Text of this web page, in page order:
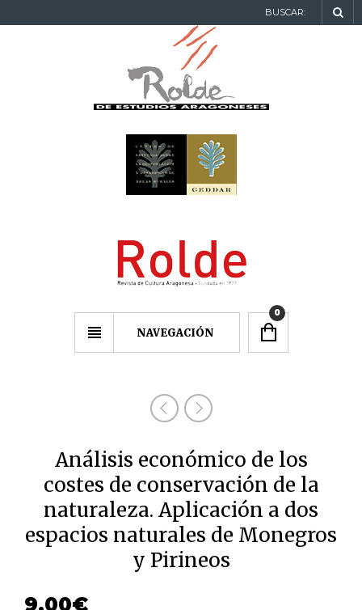
BUSCAR:
NAVEGACIÓN
0
Análisis económico de los
costes de conservación de la
naturaleza. Aplicación a dos
espacios naturales de Monegros
y Pirineos
9,00€